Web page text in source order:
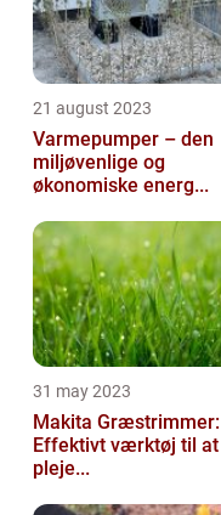
21 august 2023
Varmepumper – den
miljøvenlige og
økonomiske energ...
31 may 2023
Makita Græstrimmer:
Effektivt værktøj til at
pleje...